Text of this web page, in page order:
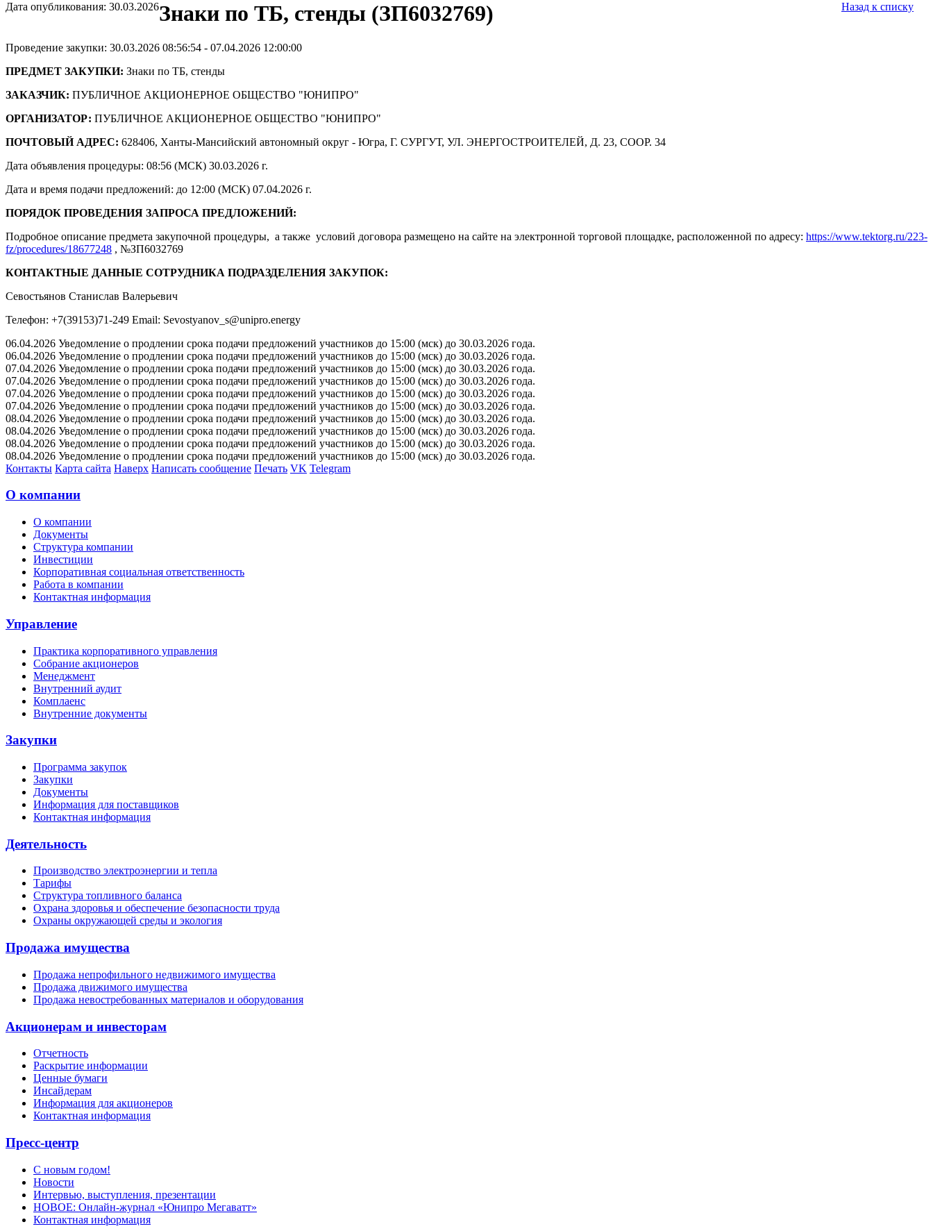
Дата опубликования: 30.03.2026 Назад к списку
Знаки по ТБ, стенды (ЗП6032769)
Проведение закупки: 30.03.2026 08:56:54 - 07.04.2026 12:00:00
ПРЕДМЕТ ЗАКУПКИ: Знаки по ТБ, стенды
ЗАКАЗЧИК: ПУБЛИЧНОЕ АКЦИОНЕРНОЕ ОБЩЕСТВО "ЮНИПРО"
ОРГАНИЗАТОР: ПУБЛИЧНОЕ АКЦИОНЕРНОЕ ОБЩЕСТВО "ЮНИПРО"
ПОЧТОВЫЙ АДРЕС: 628406, Ханты-Мансийский автономный округ - Югра, Г. СУРГУТ, УЛ. ЭНЕРГОСТРОИТЕЛЕЙ, Д. 23, СООР. 34
Дата объявления процедуры: 08:56 (МСК) 30.03.2026 г.
Дата и время подачи предложений: до 12:00 (МСК) 07.04.2026 г.
ПОРЯДОК ПРОВЕДЕНИЯ ЗАПРОСА ПРЕДЛОЖЕНИЙ:
Подробное описание предмета закупочной процедуры, а также условий договора размещено на сайте на электронной торговой площадке, расположенной по адресу: https://www.tektorg.ru/223-
fz/procedures/18677248 , №ЗП6032769
КОНТАКТНЫЕ ДАННЫЕ СОТРУДНИКА ПОДРАЗДЕЛЕНИЯ ЗАКУПОК:
Севостьянов Станислав Валерьевич
Телефон: +7(39153)71-249 Email: Sevostyanov_s@unipro.energy
06.04.2026 Уведомление о продлении срока подачи предложений участников до 15:00 (мск) до 30.03.2026 года.
06.04.2026 Уведомление о продлении срока подачи предложений участников до 15:00 (мск) до 30.03.2026 года.
07.04.2026 Уведомление о продлении срока подачи предложений участников до 15:00 (мск) до 30.03.2026 года.
07.04.2026 Уведомление о продлении срока подачи предложений участников до 15:00 (мск) до 30.03.2026 года.
07.04.2026 Уведомление о продлении срока подачи предложений участников до 15:00 (мск) до 30.03.2026 года.
07.04.2026 Уведомление о продлении срока подачи предложений участников до 15:00 (мск) до 30.03.2026 года.
08.04.2026 Уведомление о продлении срока подачи предложений участников до 15:00 (мск) до 30.03.2026 года.
08.04.2026 Уведомление о продлении срока подачи предложений участников до 15:00 (мск) до 30.03.2026 года.
08.04.2026 Уведомление о продлении срока подачи предложений участников до 15:00 (мск) до 30.03.2026 года.
08.04.2026 Уведомление о продлении срока подачи предложений участников до 15:00 (мск) до 30.03.2026 года.
Контакты Карта сайта Наверх Написать сообщение Печать VK Telegram
О компании
О компании
Документы
Структура компании
Инвестиции
Корпоративная социальная ответственность
Работа в компании
Контактная информация
Управление
Практика корпоративного управления
Собрание акционеров
Менеджмент
Внутренний аудит
Комплаенс
Внутренние документы
Закупки
Программа закупок
Закупки
Документы
Информация для поставщиков
Контактная информация
Деятельность
Производство электроэнергии и тепла
Тарифы
Структура топливного баланса
Охрана здоровья и обеспечение безопасности труда
Охраны окружающей среды и экология
Продажа имущества
Продажа непрофильного недвижимого имущества
Продажа движимого имущества
Продажа невостребованных материалов и оборудования
Акционерам и инвесторам
Отчетность
Раскрытие информации
Ценные бумаги
Инсайдерам
Информация для акционеров
Контактная информация
Пресс-центр
С новым годом!
Новости
Интервью, выступления, презентации
НОВОЕ: Онлайн-журнал «Юнипро Мегаватт»
Контактная информация